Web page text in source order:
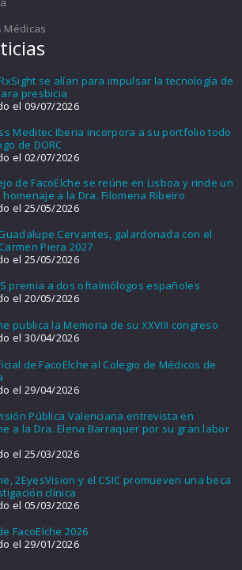
Médicas
se alían para impulsar la tecnología de
presbicia
el 09/07/2026
Meditec Iberia incorpora a su portfolio todo
de DORC
el 02/07/2026
de FacoElche se reúne en Lisboa y rinde un
homenaje a la Dra. Filomena Ribeiro
el 25/05/2026
Cervantes, galardonada con el
Piera 2027
el 25/05/2026
premia a dos oftalmólogos españoles
el 20/05/2026
publica la Memoria de su XXVIII congreso
el 30/04/2026
de FacoElche al Colegio de Médicos de
el 29/04/2026
Pública Valenciana entrevista en
a la Dra. Elena Barraquer por su gran labor
el 25/03/2026
2EyesVision y el CSIC promueven una beca
clínica
el 05/03/2026
FacoElche 2026
el 29/01/2026